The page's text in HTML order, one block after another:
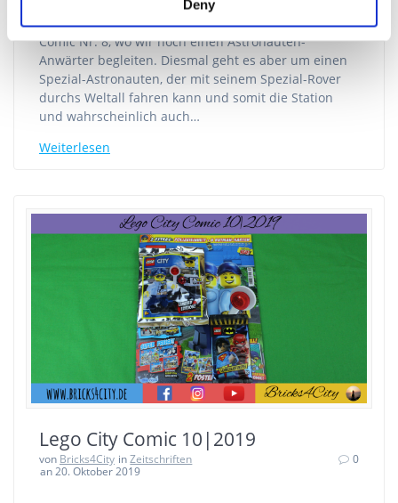
Deny
spielt wirklich im Weltraum, genauer in einer
Raumstation und damit passt er natürlich super zu
Comic Nr. 8, wo wir noch einen Astronauten-
Anwärter begleiten. Diesmal geht es aber um einen
Spezial-Astronauten, der mit seinem Spezial-Rover
durchs Weltall fahren kann und somit die Station
und wahrscheinlich auch…
Weiterlesen
Lego City Comic 10|2019
von Bricks4City inZeitschriften
an 20. Oktober 2019
0